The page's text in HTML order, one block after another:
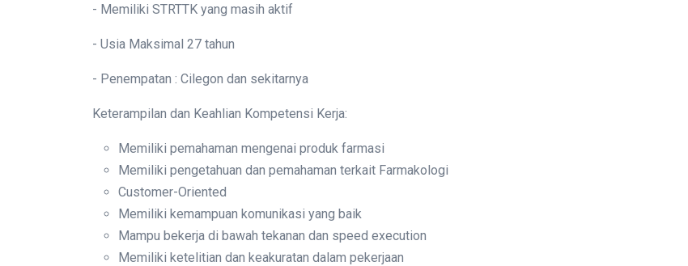
- Memiliki STRTTK yang masih aktif
- Usia Maksimal 27 tahun
- Penempatan : Cilegon dan sekitarnya
Keterampilan dan Keahlian Kompetensi Kerja:
Memiliki pemahaman mengenai produk farmasi
Memiliki pengetahuan dan pemahaman terkait Farmakologi
Customer-Oriented
Memiliki kemampuan komunikasi yang baik
Mampu bekerja di bawah tekanan dan speed execution
Memiliki ketelitian dan keakuratan dalam pekerjaan